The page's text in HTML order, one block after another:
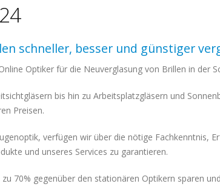
schneller, besser und günstiger
Optiker für die Neuverglasung von Brillen in der
bis hin zu Arbeitsplatzgläsern und
Preisen.
verfügen wir über die nötige Fachkenntnis,
und unseres Services zu garantieren.
70% gegenüber den stationären Optikern sparen